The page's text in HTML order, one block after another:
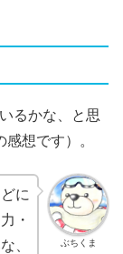
るかな、と思
想です）。
ぶちくま
に
・
、